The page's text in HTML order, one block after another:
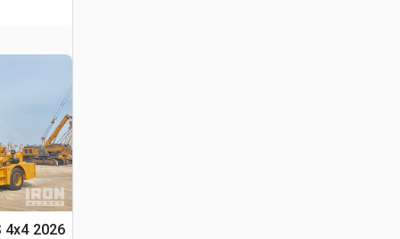
4x4